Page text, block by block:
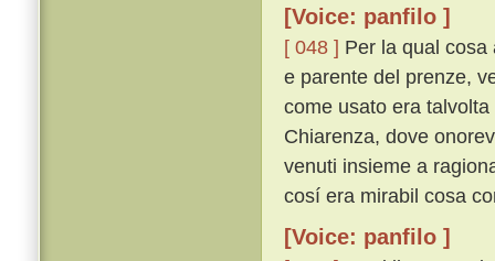
[Voice: panfilo ]
[ 048 ] Per la qual
e parente del prenze,
come usato era
Chiarenza, dove
venuti insieme a
cosí era mirabil cosa
[Voice: panfilo ]